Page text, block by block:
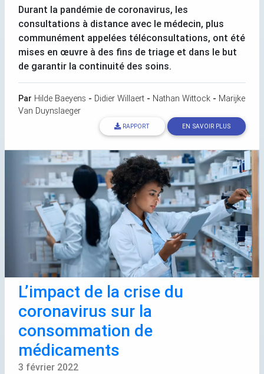
Durant la pandémie de coronavirus, les
consultations à distance avec le médecin, plus
communément appelées téléconsultations, ont été
mises en œuvre à des fins de triage et dans le but
de garantir la continuité des soins.
Par Hilde Baeyens - Didier Willaert - Nathan Wittock - Marijke
Van Duynslaeger
RAPPORT EN SAVOIR PLUS
L’impact de la crise du
coronavirus sur la
consommation de
médicaments
3 février 2022